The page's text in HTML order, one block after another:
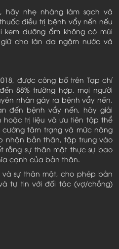
hãy nhẹ nhàng làm sạch và
điều trị bệnh vẩy nến nếu
dưỡng ẩm không có mùi
cho làn da ngậm nước và
được công bố trên Tạp chí
88% trường hợp, mọi người
nhân gây ra bệnh vẩy nến.
đến bệnh vẩy nến, hãy giải
trị liệu và ưu tiên tập thể
tâm trạng và mức năng
nhận bản thân, tập trung vào
rằng sự thân mật thực sự bao
cạnh của bản thân.
sự thân mật, cho phép bản
tự tin với đối tác (vợ/chồng)